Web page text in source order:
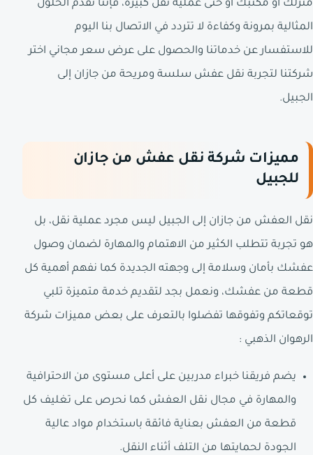
منزلك أو مكتبك أو حتى عملية نقل كبيرة، فإننا نقدم الحلول
المثالية بمرونة وكفاءة لا تتردد في الاتصال بنا اليوم
للاستفسار عن خدماتنا والحصول على عرض سعر مجاني اختر
شركتنا لتجربة نقل عفش سلسة ومريحة من جازان إلى
الجبيل.
مميزات شركة نقل عفش من جازان
للجبيل
نقل العفش من جازان إلى الجبيل ليس مجرد عملية نقل، بل
هو تجربة تتطلب الكثير من الاهتمام والمهارة لضمان وصول
عفشك بأمان وسلامة إلى وجهته الجديدة كما نفهم أهمية كل
قطعة من عفشك، ونعمل بجد لتقديم خدمة متميزة تلبي
توقعاتكم وتفوقها تفضلوا بالتعرف على بعض مميزات شركة
الرهوان الذهبي :
يضم فريقنا خبراء مدربين على أعلى مستوى من الاحترافية
والمهارة في مجال نقل العفش كما نحرص على تغليف كل
قطعة من العفش بعناية فائقة باستخدام مواد عالية
الجودة لحمايتها من التلف أثناء النقل.